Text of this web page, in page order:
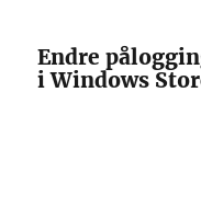
Endre
i Windows